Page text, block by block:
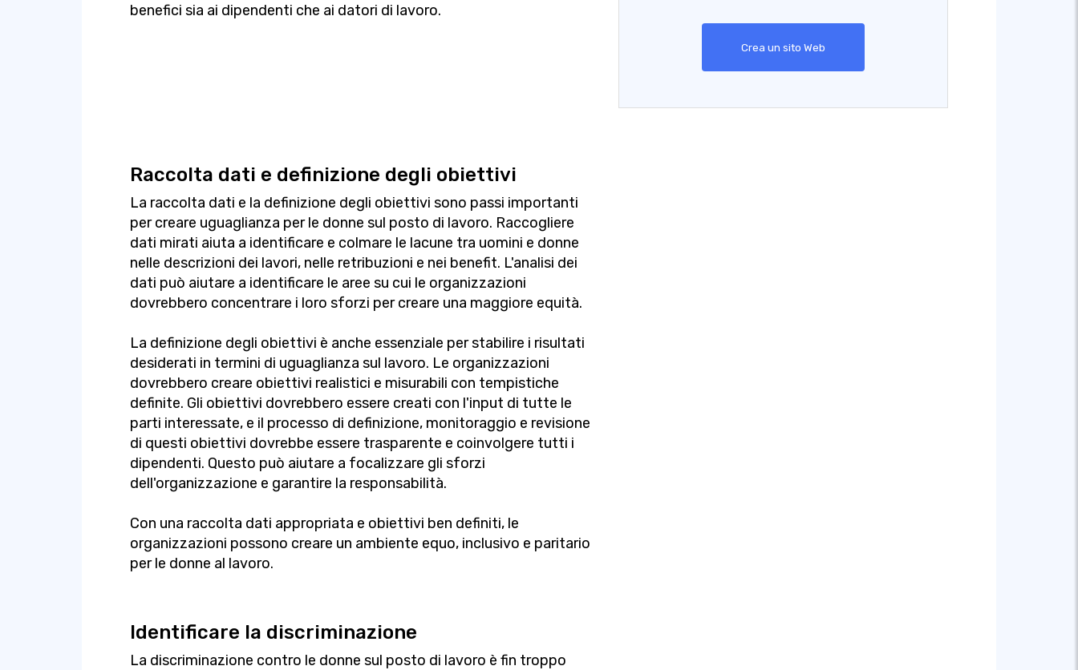
benefici sia ai dipendenti che ai datori di lavoro.
Crea un sito Web
Raccolta dati e definizione degli obiettivi
La raccolta dati e la definizione degli obiettivi sono passi importanti
per creare uguaglianza per le donne sul posto di lavoro. Raccogliere
dati mirati aiuta a identificare e colmare le lacune tra uomini e donne
nelle descrizioni dei lavori, nelle retribuzioni e nei benefit. L'analisi dei
dati può aiutare a identificare le aree su cui le organizzazioni
dovrebbero concentrare i loro sforzi per creare una maggiore equità.
La definizione degli obiettivi è anche essenziale per stabilire i risultati
desiderati in termini di uguaglianza sul lavoro. Le organizzazioni
dovrebbero creare obiettivi realistici e misurabili con tempistiche
definite. Gli obiettivi dovrebbero essere creati con l'input di tutte le
parti interessate, e il processo di definizione, monitoraggio e revisione
di questi obiettivi dovrebbe essere trasparente e coinvolgere tutti i
dipendenti. Questo può aiutare a focalizzare gli sforzi
dell'organizzazione e garantire la responsabilità.
Con una raccolta dati appropriata e obiettivi ben definiti, le
organizzazioni possono creare un ambiente equo, inclusivo e paritario
per le donne al lavoro.
Identificare la discriminazione
La discriminazione contro le donne sul posto di lavoro è fin troppo